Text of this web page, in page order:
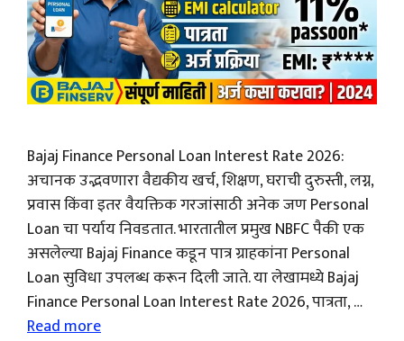
Bajaj Finance Personal Loan Interest Rate 2026:
अचानक उद्भवणारा वैद्यकीय खर्च, शिक्षण, घराची दुरुस्ती, लग्न,
प्रवास किंवा इतर वैयक्तिक गरजांसाठी अनेक जण Personal
Loan चा पर्याय निवडतात. भारतातील प्रमुख NBFC पैकी एक
असलेल्या Bajaj Finance कडून पात्र ग्राहकांना Personal
Loan सुविधा उपलब्ध करून दिली जाते. या लेखामध्ये Bajaj
Finance Personal Loan Interest Rate 2026, पात्रता, …
Read more